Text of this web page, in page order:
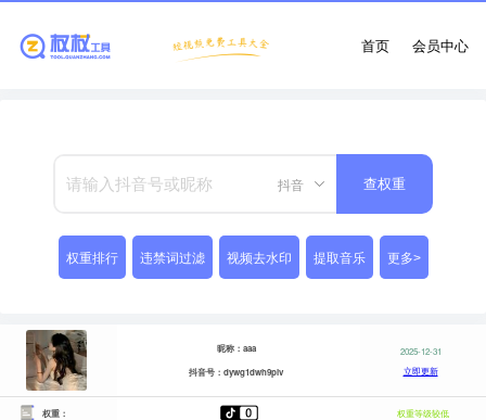
会员中心
首页
抖音 查权重
权重排行 违禁词过滤 视频去水印 提取音乐 更多>
昵称：aaa
抖音号：dywg1dwh9plv
2025-12-31
立即更新
权重： 权重等级较低